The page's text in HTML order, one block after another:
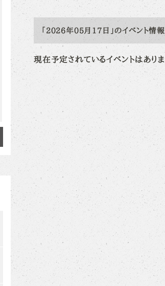
「2026年05月17日」のイベント情報
現在予定されているイベントはありま